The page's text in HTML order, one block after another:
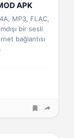
APK
MP3, FLAC,
bir sesli
bağlantısı